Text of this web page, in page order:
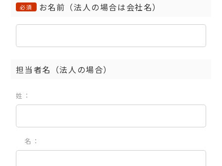
必須 お名前（法人の場合は会社名）
担当者名（法人の場合）
姓：
名：